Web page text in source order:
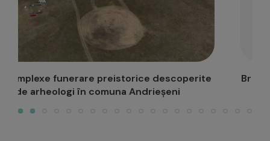
Brâncuși la Palatul Culturii din Iași: “Cap de copil”,
de...